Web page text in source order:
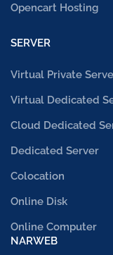
Opencart Hosting
SERVER
Virtual Private
Virtual Dedicated
Cloud Dedicated
Dedicated Server
Colocation
Online Disk
Online Computer
NARWEB